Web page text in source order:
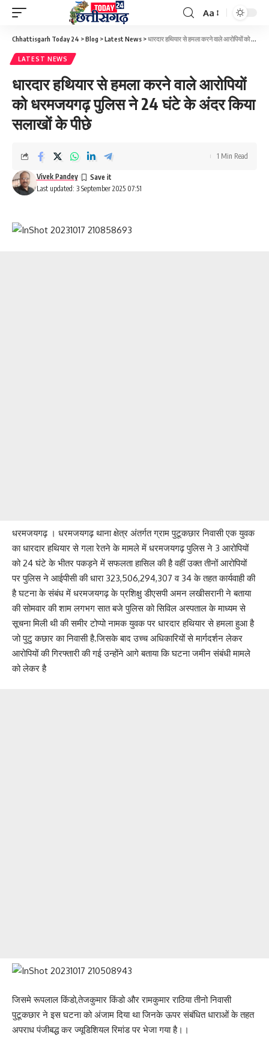
Font
Resizer
Aa
Chhattisgarh Today 24 >Blog >Latest News >धारदार हथियार से हमला करने वाले आरोपियों को धरमजयगढ़ पुलिस ने 24 घंटे के अंदर किया सलाखों के पीछे
LATEST NEWS
धारदार हथियार से हमला करने वाले आरोपियों
को धरमजयगढ़ पुलिस ने 24 घंटे के अंदर किया
सलाखों के पीछे
Last updated: 3 September 2025 07:51
Vivek Pandey
1 Min Read
धरमजयगढ़ । धरमजयगढ़ थाना क्षेत्र अंतर्गत ग्राम पुटूकछार निवासी एक युवक
का धारदार हथियार से गला रेतने के मामले में धरमजयगढ़ पुलिस ने 3 आरोपियों
को 24 घंटे के भीतर पकड़ने में सफलता हासिल की है वहीं उक्त तीनों आरोपियों
पर पुलिस ने आईपीसी की धारा 323,506,294,307 व 34 के तहत कार्यवाही की
है घटना के संबंध में धरमजयगढ़ के प्रशिक्षु डीएसपी अमन लखीसरानी ने बताया
की सोमवार की शाम लगभग सात बजे पुलिस को सिविल अस्पताल के माध्यम से
सूचना मिली थी की समीर टोप्पो नामक युवक पर धारदार हथियार से हमला हुआ है
जो पुटु कछार का निवासी है.जिसके बाद उच्च अधिकारियों से मार्गदर्शन लेकर
आरोपियों की गिरफ्तारी की गई उन्होंने आगे बताया कि घटना जमीन संबंधी मामले
को लेकर है
जिसमे रूपलाल किंडो,तेजकुमार किंडो और रामकुमार राठिया तीनो निवासी
पुटूकछार ने इस घटना को अंजाम दिया था जिनके ऊपर संबंधित धाराओं के तहत
अपराध पंजीबद्ध कर ज्यूडिशियल रिमांड पर भेजा गया है।।